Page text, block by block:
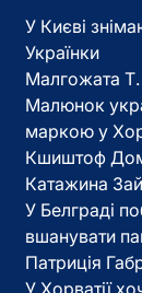
У Києві
Українки
Малгожата Т.
Малюнок
маркою у
Кшиштоф
Катажина
У Белграді
вшанувати
Патриція
У Хорватії